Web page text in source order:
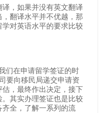
，如果并没有英文翻译
翻译水平并不优越，那
对英语水平的要求比较
们在申请留学签证的时
要向移民局递交申请资
，最终作出决定，接下
其实办理签证也是比较
全，了解一系列的流